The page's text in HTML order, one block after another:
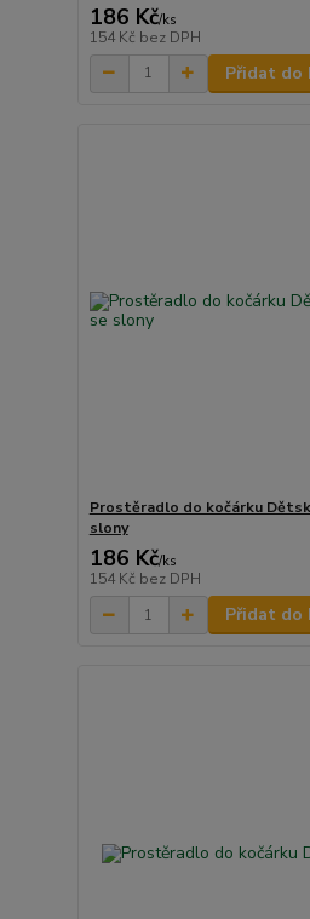
186 Kč/ks
154 Kč bez DPH
Přidat do
Prostěradlo do kočárku
slony
186 Kč/ks
154 Kč bez DPH
Přidat do